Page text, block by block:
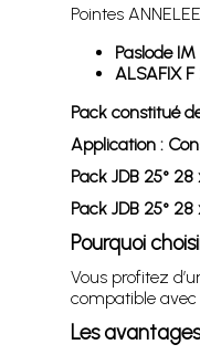
Pointes
Paslode
ALSAFIX
Pack constitué
Application :
Pack JDB 25°
Pack JDB 25°
Pourquoi
Vous profitez
compatible avec
Les